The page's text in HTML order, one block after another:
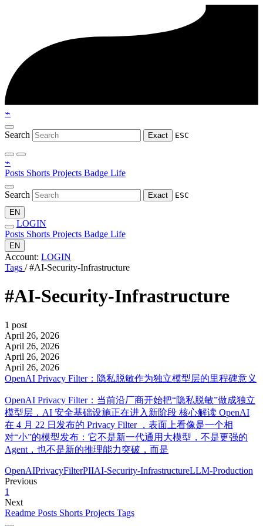
⌁
Search Exact ESC
⌁
Posts Shorts Projects Badge Life
Search Exact
ESC
EN
LOGIN
Posts Shorts Projects Badge Life
EN
Account: LOGIN
Tags / #AI-Security-Infrastructure
#AI-Security-Infrastructure
1 post
April 26, 2026
April 26, 2026
April 26, 2026
April 26, 2026
OpenAI Privacy Filter：隐私脱敏作为独立模型层的里程碑意义
OpenAI Privacy Filter：当前沿厂商开始把“隐私脱敏”做成独立
模型层，AI 安全基础设施正在进入新阶段 核心解读 OpenAI
在 4 月 22 日发布的 Privacy Filter ，表面上看像是一个相
对“小”的模型发布：它不是新一代通用大模型，不是更强的
Agent，也不是新的推理能力突破，而是
OpenAIPrivacyFilterPIIAI-Security-InfrastructureLLM-Production
Previous
1
Next
Readme Posts Shorts Projects Tags